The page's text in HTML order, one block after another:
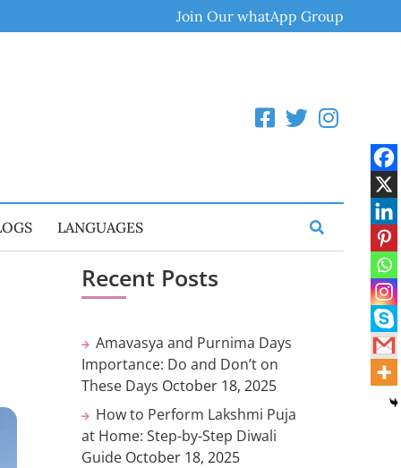
Join Our whatApp Group
LANGUAGES
Recent Posts
Amavasya and Purnima Days
Importance: Do and Don’t on
These Days October 18, 2025
How to Perform Lakshmi Puja
at Home: Step-by-Step Diwali
Guide October 18, 2025